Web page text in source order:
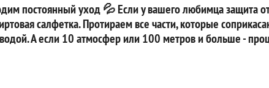
постоянный уход 💦 Если у вашего любимца защита
салфетка. Протираем все части, которые
А если 10 атмосфер или 100 метров и больше -